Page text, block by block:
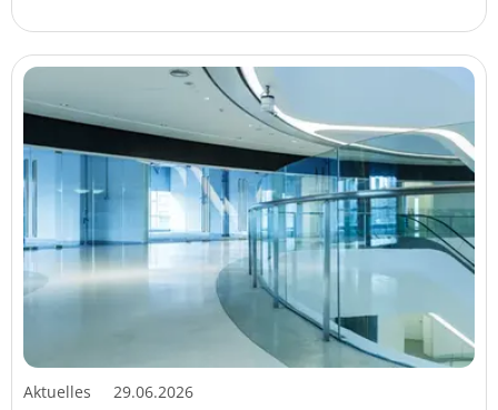
Aktuelles 29.06.2026